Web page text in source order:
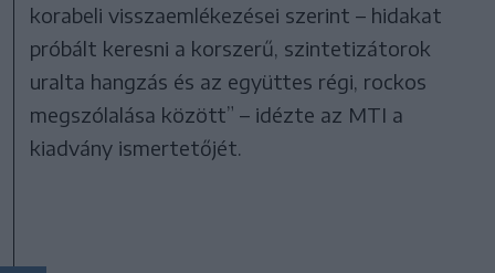
korabeli visszaemlékezései szerint – hidakat
próbált keresni a korszerű, szintetizátorok
uralta hangzás és az együttes régi, rockos
megszólalása között” – idézte az MTI a
kiadvány ismertetőjét.